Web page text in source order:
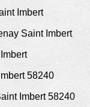
Imbert
Saint Imbert
58240
Imbert 58240